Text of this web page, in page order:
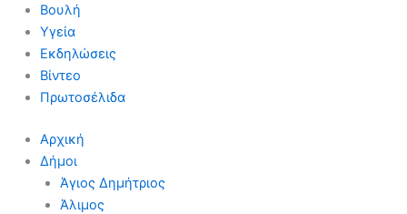
Βουλή
Υγεία
Εκδηλώσεις
Βίντεο
Πρωτοσέλιδα
Αρχική
Δήμοι
Άγιος Δημήτριος
Άλιμος